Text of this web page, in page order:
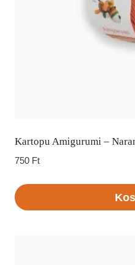
Kartopu Amigurumi –
750 Ft